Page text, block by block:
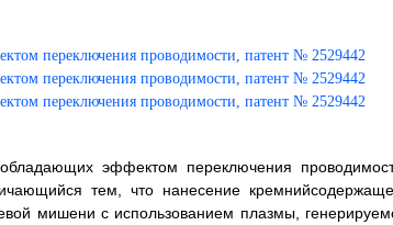
эффектом переключения
тем, что нанесение
мишени с использованием плазмы,